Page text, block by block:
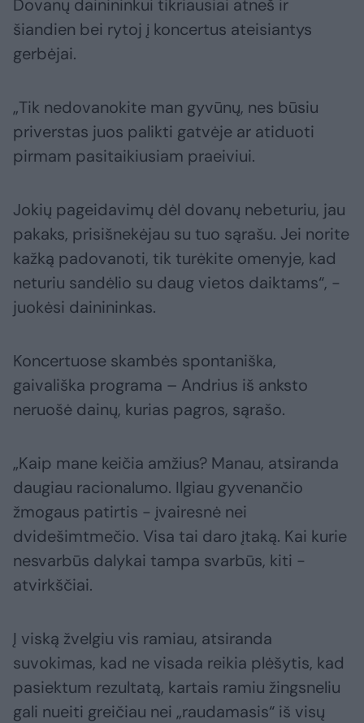
Dovanų dainininkui tikriausiai atneš ir
šiandien bei rytoj į koncertus ateisiantys
gerbėjai.
„Tik nedovanokite man gyvūnų, nes būsiu
priverstas juos palikti gatvėje ar atiduoti
pirmam pasitaikiusiam praeiviui.
Jokių pageidavimų dėl dovanų nebeturiu, jau
pakaks, prisišnekėjau su tuo sąrašu. Jei norite
kažką padovanoti, tik turėkite omenyje, kad
neturiu sandėlio su daug vietos daiktams“, -
juokėsi dainininkas.
Koncertuose skambės spontaniška,
gaivališka programa – Andrius iš anksto
neruošė dainų, kurias pagros, sąrašo.
„Kaip mane keičia amžius? Manau, atsiranda
daugiau racionalumo. Ilgiau gyvenančio
žmogaus patirtis - įvairesnė nei
dvidešimtmečio. Visa tai daro įtaką. Kai kurie
nesvarbūs dalykai tampa svarbūs, kiti -
atvirkščiai.
Į viską žvelgiu vis ramiau, atsiranda
suvokimas, kad ne visada reikia plėšytis, kad
pasiektum rezultatą, kartais ramiu žingsneliu
gali nueiti greičiau nei „raudamasis“ iš visų